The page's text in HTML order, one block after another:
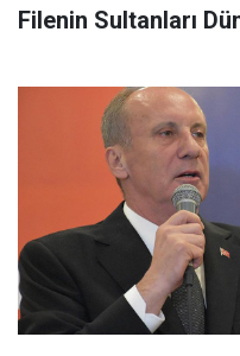
Filenin Sultanları